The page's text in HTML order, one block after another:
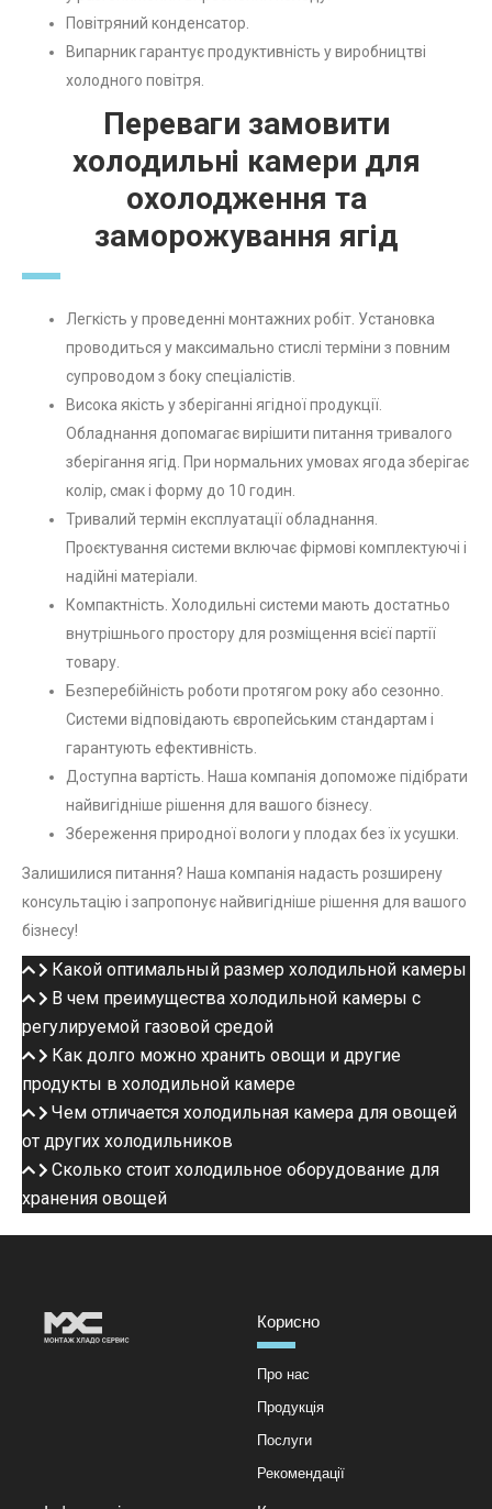
Повітряний конденсатор.
Випарник гарантує продуктивність у виробництві
холодного повітря.
Переваги замовити
холодильні камери для
охолодження та
заморожування ягід
Легкість у проведенні монтажних робіт. Установка
проводиться у максимально стислі терміни з повним
супроводом з боку спеціалістів.
Висока якість у зберіганні ягідної продукції.
Обладнання допомагає вирішити питання тривалого
зберігання ягід. При нормальних умовах ягода зберігає
колір, смак і форму до 10 годин.
Тривалий термін експлуатації обладнання.
Проєктування системи включає фірмові комплектуючі і
надійні матеріали.
Компактність. Холодильні системи мають достатньо
внутрішнього простору для розміщення всієї партії
товару.
Безперебійність роботи протягом року або сезонно.
Системи відповідають європейським стандартам і
гарантують ефективність.
Доступна вартість. Наша компанія допоможе підібрати
найвигідніше рішення для вашого бізнесу.
Збереження природної вологи у плодах без їх усушки.
Залишилися питання? Наша компанія надасть розширену
консультацію і запропонує найвигідніше рішення для вашого
бізнесу!
Какой оптимальный размер холодильной камеры
В чем преимущества холодильной камеры c
регулируемой газовой средой
Как долго можно хранить овощи и другие
продукты в холодильной камере
Чем отличается холодильная камера для овощей
от других холодильников
Сколько стоит холодильное оборудование для
хранения овощей
Корисно
Про нас
Продукція
Послуги
Рекомендації